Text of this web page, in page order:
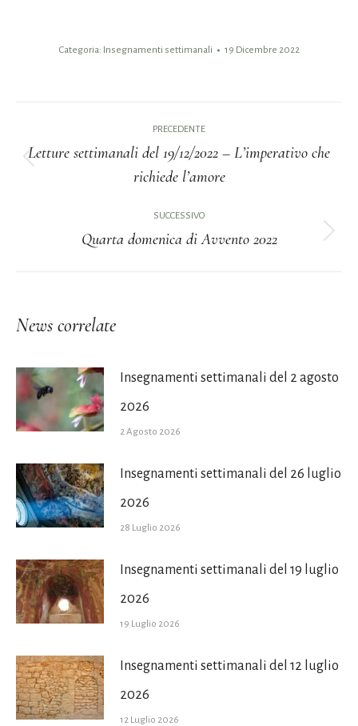
Categoria: Insegnamenti settimanali 19 Dicembre 2022
tra
PRECEDENTE
Post
Letture settimanali del 19/12/2022 – L’imperativo che
richiede l’amore
SUCCESSIVO
Prossimo
Quarta domenica di Avvento 2022
News correlate
Insegnamenti settimanali del 2 agosto
2026
2 Agosto 2026
Insegnamenti settimanali del 26 luglio
2026
28 Luglio 2026
Insegnamenti settimanali del 19 luglio
2026
19 Luglio 2026
Insegnamenti settimanali del 12 luglio
2026
12 Luglio 2026